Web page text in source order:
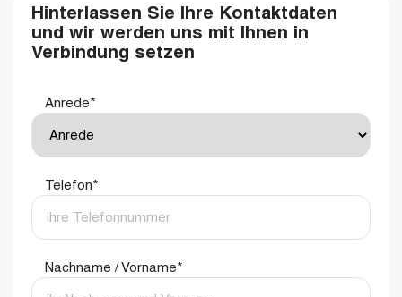
Hinterlassen Sie Ihre Kontaktdaten
und wir werden uns mit Ihnen in
Verbindung setzen
Anrede*
Telefon*
Nachname / Vorname*